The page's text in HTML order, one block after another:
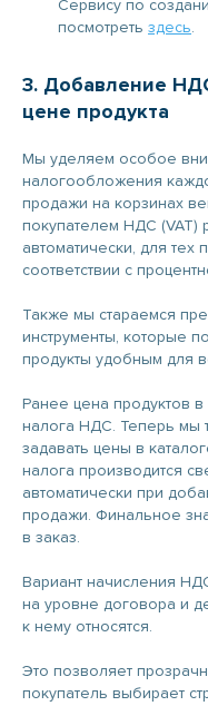
Сервису по
посмотреть здесь.
3. Добавление
цене продукта
Мы уделяем особое
налогообложения
продажи на корзинах
покупателем НДС (VAT)
автоматически, для тех
соответствии с
Также мы стараемся
инструменты, которые
продукты удобным для
Ранее цена продуктов в
налога НДС. Теперь мы
задавать цены в
налога производится
автоматически при
продажи. Финальное
в заказ.
Вариант начисления
на уровне договора и
к нему относятся.
Это позволяет
покупатель выбирает